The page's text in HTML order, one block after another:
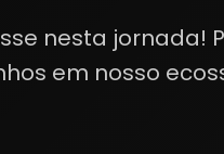
nesta jornada!
em nosso